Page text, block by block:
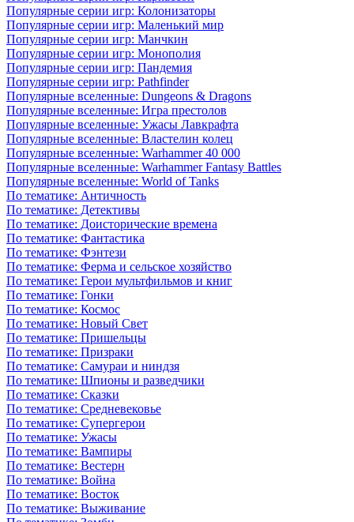
Популярные серии игр: Колонизаторы
Популярные серии игр: Маленький мир
Популярные серии игр: Манчкин
Популярные серии игр: Монополия
Популярные серии игр: Пандемия
Популярные серии игр: Pathfinder
Популярные вселенные: Dungeons & Dragons
Популярные вселенные: Игра престолов
Популярные вселенные: Ужасы Лавкрафта
Популярные вселенные: Властелин колец
Популярные вселенные: Warhammer 40 000
Популярные вселенные: Warhammer Fantasy Battles
Популярные вселенные: World of Tanks
По тематике: Античность
По тематике: Детективы
По тематике: Доисторические времена
По тематике: Фантастика
По тематике: Фэнтези
По тематике: Ферма и сельское хозяйство
По тематике: Герои мультфильмов и книг
По тематике: Гонки
По тематике: Космос
По тематике: Новый Свет
По тематике: Пришельцы
По тематике: Призраки
По тематике: Самураи и ниндзя
По тематике: Шпионы и разведчики
По тематике: Сказки
По тематике: Средневековье
По тематике: Супергерои
По тематике: Ужасы
По тематике: Вампиры
По тематике: Вестерн
По тематике: Война
По тематике: Восток
По тематике: Выживание